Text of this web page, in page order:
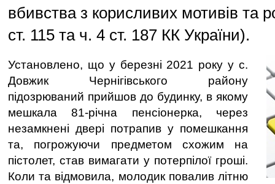
вбивства з корисливих мотивів та
ст. 115 та ч. 4 ст. 187 КК України).
Установлено, що у березні 2021 року у с.
Довжик Чернігівського району
підозрюваний прийшов до будинку, в якому
мешкала 81-річна пенсіонерка, через
незамкнені двері потрапив у помешкання
та, погрожуючи предметом схожим на
пістолет, став вимагати у потерпілої гроші.
Коли та відмовила, молодик повалив літню